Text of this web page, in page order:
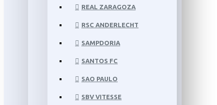
REAL ZARAGOZA
RSC ANDERLECHT
SAMPDORIA
SANTOS FC
SAO PAULO
SBV VITESSE